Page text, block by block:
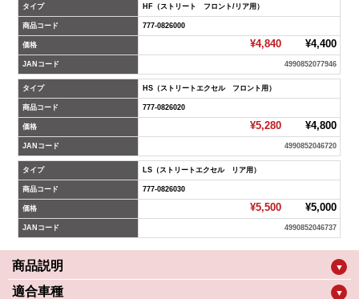
タイプ HF（ストリート フロント/リア用）
商品コード 777-0826000
価格 ¥4,840¥4,400
JANコード 4990852077946
タイプ HS（ストリートエクセル フロント用）
商品コード 777-0826020
価格 ¥5,280¥4,800
JANコード 4990852046720
タイプ LS（ストリートエクセル リア用）
商品コード 777-0826030
価格 ¥5,500¥5,000
JANコード 4990852046737
商品説明 ▼
適合車種 ▼